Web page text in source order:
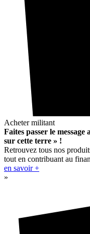
Acheter militant
Faites passer le
sur cette terre » !
Retrouvez tous nos
tout en contribuant au
en savoir +
»